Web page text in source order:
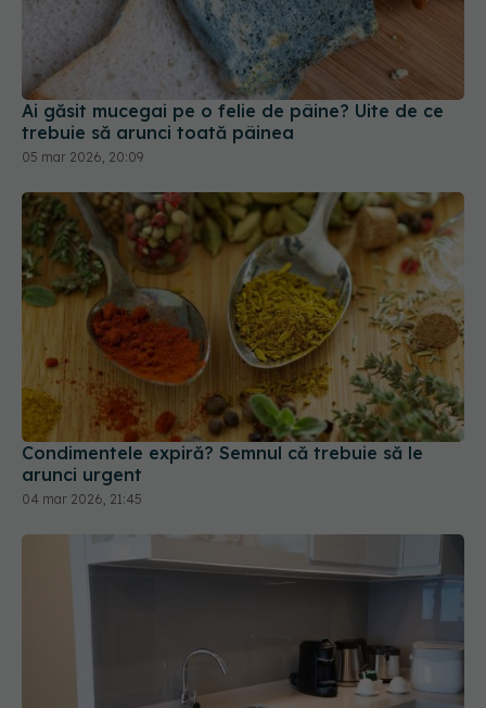
Ai găsit mucegai pe o felie de pâine? Uite de ce
trebuie să arunci toată pâinea
05 mar 2026, 20:09
Condimentele expiră? Semnul că trebuie să le
arunci urgent
04 mar 2026, 21:45